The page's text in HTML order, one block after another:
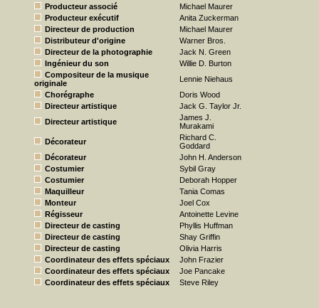
Producteur associé
Michael Maurer
Producteur exécutif
Anita Zuckerman
Directeur de production
Michael Maurer
Distributeur d'origine
Warner Bros.
Directeur de la photographie
Jack N. Green
Ingénieur du son
Willie D. Burton
Compositeur de la musique
originale
Lennie Niehaus
Chorégraphe
Doris Wood
Directeur artistique
Jack G. Taylor Jr.
Directeur artistique
James J.
Murakami
Décorateur
Richard C.
Goddard
Décorateur
John H. Anderson
Costumier
Sybil Gray
Costumier
Deborah Hopper
Maquilleur
Tania Comas
Monteur
Joel Cox
Régisseur
Antoinette Levine
Directeur de casting
Phyllis Huffman
Directeur de casting
Shay Griffin
Directeur de casting
Olivia Harris
Coordinateur des effets spéciaux
John Frazier
Coordinateur des effets spéciaux
Joe Pancake
Coordinateur des effets spéciaux
Steve Riley